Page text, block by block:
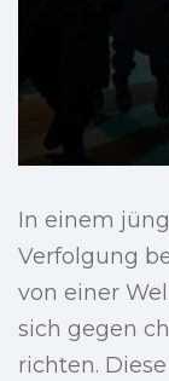
In einem
Verfolgung
von einer
sich gegen
richten.